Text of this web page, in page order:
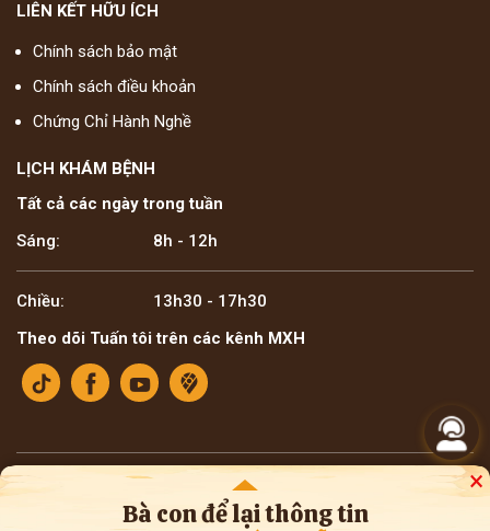
Bà con để lại thông tin
×
LIÊN KẾT HỮU ÍCH
Chính sách bảo mật
Chính sách điều khoản
Chứng Chỉ Hành Nghề
LỊCH KHÁM BỆNH
Tất cả các ngày trong tuần
Sáng:
8h - 12h
Chiều:
13h30 - 17h30
Theo dõi Tuấn tôi trên các kênh MXH
Bản quyền ©2025 Lương y Đỗ Minh Tuấn
* Thông tin trên website mang tính tham khảo nội bộ về y học cổ truyền. Bà con
không nên tự ý áp dụng chẩn đoán hay điều trị bệnh, cần tham khảo ý kiến của